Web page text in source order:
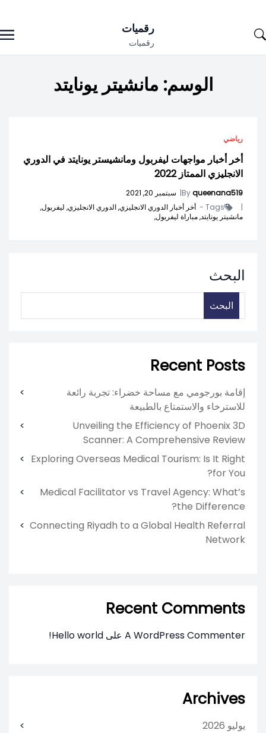
to
رقميات
رقميات
الوسم: مانشيتر يونايتد
رياضي
أخر أخبار مواجهات ليفربول ومانشيستر يونايتد في الدوري
الانجليزي الممتاز 2022
Byqueenana519
| سبتمبر 20, 2021
|
Tags - أخر أخبار الدوري الانجليزي,الدوري الانجليزي, ليفربول,
مانشيتر يونايتد,مباراة ليفربول,
البحث
البحث
Recent Posts
إقامة بورجومي مع مساحة خضراء: تجربة رائعة
للاسترخاء والاستمتاع بالطبيعة
Unveiling the Efficiency of Phoenix 3D
Scanner: A Comprehensive Review
Exploring Overseas Medical Tourism: Is It Right
for You?
Medical Facilitator vs Travel Agency: What’s
the Difference?
Connecting Riyadh to a Global Health Referral
Network
Recent Comments
A WordPress Commenter على Hello world!
Archives
يوليو 2026